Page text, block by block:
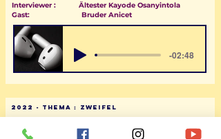
Interviewer : Ältester Kayode Osanyintola
Gast: Bruder Anicet
-02:48
2022 - Thema : Zweifel
Gast: Schwester Dörte